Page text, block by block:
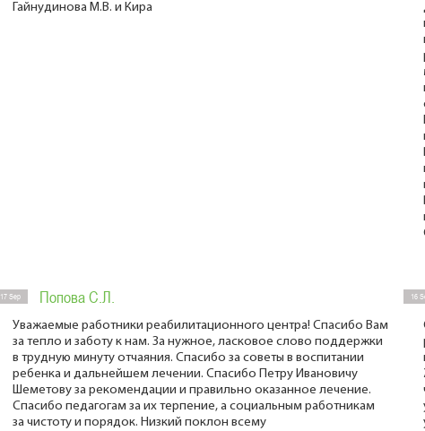
Гайнудинова М.В. и Кира
17 Sep Попова С.Л.
Уважаемые работники реабилитационного центра! Спасибо Вам
за тепло и заботу к нам. За нужное, ласковое слово поддержки
в трудную минуту отчаяния. Спасибо за советы в воспитании
ребенка и дальнейшем лечении. Спасибо Петру Ивановичу
Шеметову за рекомендации и правильно оказанное лечение.
Спасибо педагогам за их терпение, а социальным работникам
за чистоту и порядок. Низкий поклон всему
16